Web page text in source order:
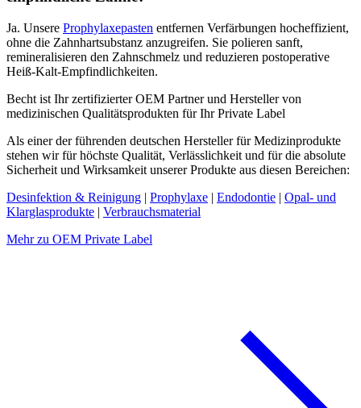
Ja. Unsere Prophylaxepasten entfernen Verfärbungen hocheffizient,
ohne die Zahnhartsubstanz anzugreifen. Sie polieren sanft,
remineralisieren den Zahnschmelz und reduzieren postoperative
Heiß-Kalt-Empfindlichkeiten.
Becht ist Ihr zertifizierter OEM Partner und Hersteller von
medizinischen Qualitätsprodukten für Ihr Private Label
Als einer der führenden deutschen Hersteller für Medizinprodukte
stehen wir für höchste Qualität, Verlässlichkeit und für die absolute
Sicherheit und Wirksamkeit unserer Produkte aus diesen Bereichen:
Desinfektion & Reinigung | Prophylaxe | Endodontie | Opal- und
Klarglasprodukte | Verbrauchsmaterial
Mehr zu OEM Private Label